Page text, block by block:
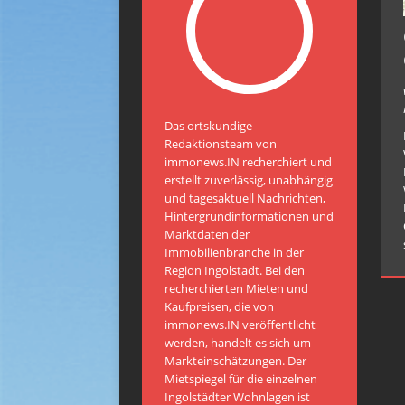
Das ortskundige
Redaktionsteam von
immonews.IN recherchiert und
erstellt zuverlässig, unabhängig
und tagesaktuell Nachrichten,
Hintergrundinformationen und
Marktdaten der
Immobilienbranche in der
Region Ingolstadt. Bei den
recherchierten Mieten und
Kaufpreisen, die von
immonews.IN veröffentlicht
werden, handelt es sich um
Markteinschätzungen. Der
Mietspiegel für die einzelnen
Ingolstädter Wohnlagen ist